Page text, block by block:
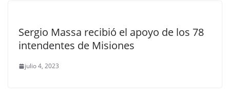
Sergio Massa recibió el apoyo de los 78
intendentes de Misiones
julio 4, 2023